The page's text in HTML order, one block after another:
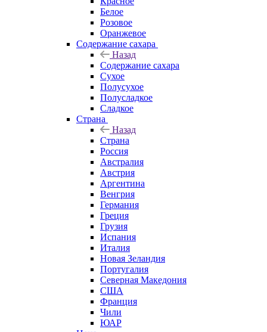
Белое
Розовое
Оранжевое
Содержание сахара
Назад
Содержание сахара
Сухое
Полусухое
Полусладкое
Сладкое
Страна
Назад
Страна
Россия
Австралия
Австрия
Аргентина
Венгрия
Германия
Греция
Грузия
Испания
Италия
Новая Зеландия
Португалия
Северная Македония
США
Франция
Чили
ЮАР